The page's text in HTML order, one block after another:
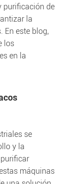
purificación de
la
En este blog,
los
en la
se
y la
máquinas